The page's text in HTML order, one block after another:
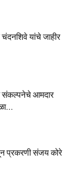
चंदनशिवे यांचे जाहीर
संकल्पनेचे आमदार
प्रकरणी संजय कोरे